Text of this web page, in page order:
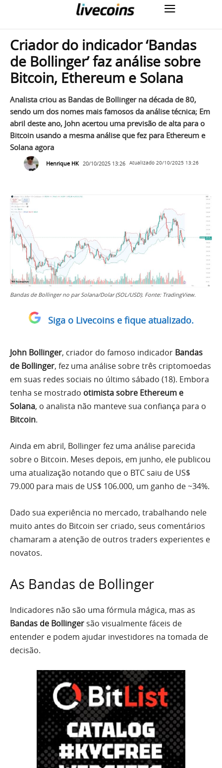
Criador do indicador ‘Bandas
de Bollinger’ faz análise sobre
Bitcoin, Ethereum e Solana
Analista criou as Bandas de Bollinger na década de 80,
sendo um dos nomes mais famosos da análise técnica; Em
abril deste ano, John acertou uma previsão de alta para o
Bitcoin usando a mesma análise que fez para Ethereum e
Solana agora
Henrique HK 20/10/2025 13:26 Atualizado 20/10/2025 13:26
Bandas de Bollinger no par Solana/Dolar (SOL/USD). Fonte: TradingView.
Siga o Livecoins e fique atualizado.
John Bollinger, criador do famoso indicador Bandas
de Bollinger, fez uma análise sobre três criptomoedas
em suas redes sociais no último sábado (18). Embora
tenha se mostrado otimista sobre Ethereum e
Solana, o analista não manteve sua confiança para o
Bitcoin.
Ainda em abril, Bollinger fez uma análise parecida
sobre o Bitcoin. Meses depois, em junho, ele publicou
uma atualização notando que o BTC saiu de US$
79.000 para mais de US$ 106.000, um ganho de ~34%.
Dado sua experiência no mercado, trabalhando nele
muito antes do Bitcoin ser criado, seus comentários
chamaram a atenção de outros traders experientes e
novatos.
As Bandas de Bollinger
Indicadores não são uma fórmula mágica, mas as
Bandas de Bollinger são visualmente fáceis de
entender e podem ajudar investidores na tomada de
decisão.